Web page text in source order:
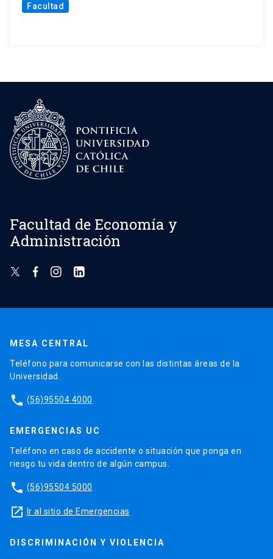
Facultad
Facultad de Economía y
Administración
MESA CENTRAL
Teléfono para comunicarse con las distintas áreas de la
Universidad.
phone (56)95504 4000
EMERGENCIAS UC
Teléfono en caso de accidente o situación que ponga en
riesgo tu vida dentro de algún campus.
phone (56)95504 5000
launch Ir al sitio de Emergencias
DISCRIMINACIÓN Y VIOLENCIA